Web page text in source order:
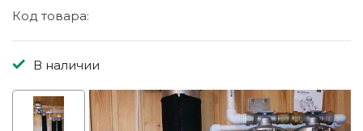
Код товара:
В наличии